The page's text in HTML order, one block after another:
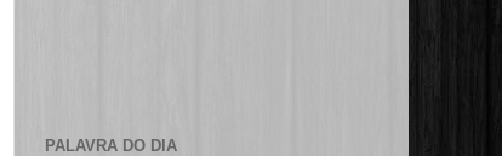
PALAVRA DO DIA